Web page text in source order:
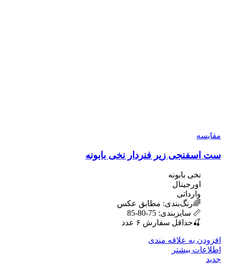
مقایسه
ست اسفنجی زیر فنردار نخی بابونه
نخی بابونه
اورجینال
وارداتی
🌈رنگ‌بندی: مطابق عکس
📏 سایزبندی: 75-80-85
🍒حداقل سفارش ۶ عدد
افزودن به علاقه مندی
اطلاعات بیشتر
جدید